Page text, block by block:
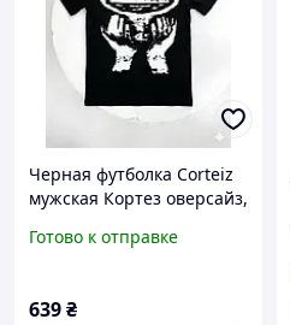
Черная футболка Corteiz
мужская Кортез оверсайз,
брендовая футболка
Готово к отправке
639₴